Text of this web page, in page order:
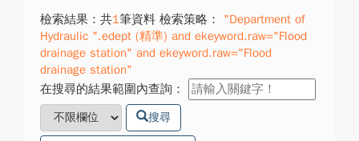
檢索結果：共1筆資料 檢索策略：
"Department of
Hydraulic ".edept (精準) and ekeyword.raw="Flood
drainage station" and ekeyword.raw="Flood
drainage station"
在搜尋的結果範圍內查詢：
搜尋